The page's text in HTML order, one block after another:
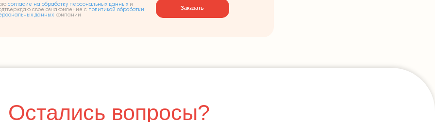
согласие на обработку персональных данных и
свое ознакомление с политикой обработки
данных компании
Заказать
Остались вопросы?